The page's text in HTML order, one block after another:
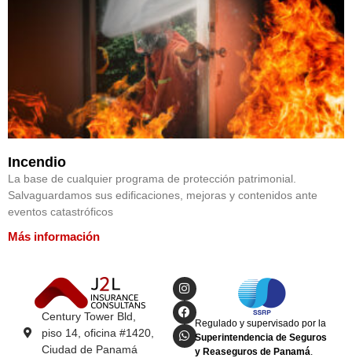
Incendio
La base de cualquier programa de protección patrimonial.
Salvaguardamos sus edificaciones, mejoras y contenidos ante
eventos catastróficos
Más información
Century Tower Bld,
piso 14, oficina #1420,
Ciudad de Panamá
Regulado y supervisado por la
Superintendencia de Seguros
y Reaseguros de Panamá.